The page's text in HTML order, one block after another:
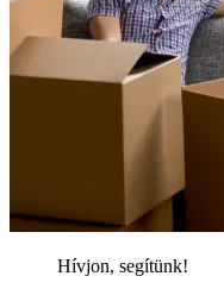
Hívjon, segítünk!